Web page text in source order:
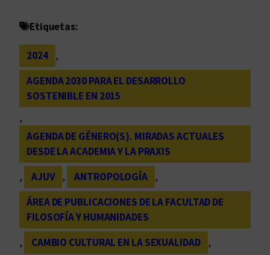
Etiquetas:
2024
,
AGENDA 2030 PARA EL DESARROLLO
SOSTENIBLE EN 2015
,
AGENDA DE GÉNERO(S). MIRADAS ACTUALES
DESDE LA ACADEMIA Y LA PRAXIS
,
AJUV , ANTROPOLOGÍA
,
ÁREA DE PUBLICACIONES DE LA FACULTAD DE
FILOSOFÍA Y HUMANIDADES
,
CAMBIO CULTURAL EN LA SEXUALIDAD
,